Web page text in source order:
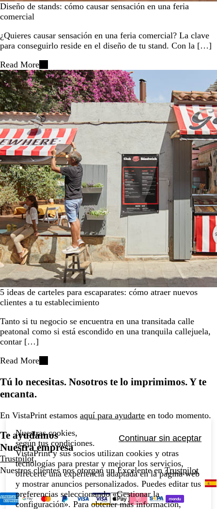
Diseño de stands: cómo causar sensación en una feria
comercial
¿Quieres causar sensación en una feria comercial? La clave
para conseguirlo reside en el diseño de tu stand. Con la […]
Read More
5 ideas de carteles para escaparates: cómo atraer nuevos
clientes a tu establecimiento
Tanto si tu negocio se encuentra en una transitada calle
peatonal como si está escondido en una tranquila callejuela,
contar […]
Read More
Tú lo necesitas. Nosotros te lo imprimimos. Y te
encanta.
En VistaPrint estamos aquí para ayudarte en todo momento.
Te ayudamos
Nuestra empresa
Trustpilot
Nuestros clientes nos otorgan un Excelente en Trustpilot
Nuestras cookies,
según tus condiciones.
Continuar sin aceptar
VistaPrint y sus socios utilizan cookies y otras
tecnologías para prestar y mejorar los servicios,
ofrecerte una experiencia adaptada en la página web
y mostrar anuncios personalizados. Puedes editar tus
preferencias seleccionando «Gestionar la
configuración». Para obtener más información,